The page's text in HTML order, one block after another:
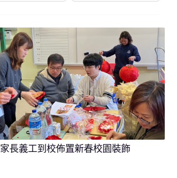
家長義工到校佈置新春校園裝飾